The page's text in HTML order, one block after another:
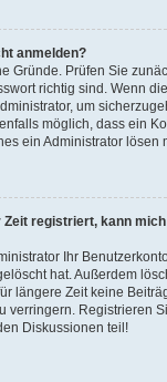
anmelden?
Gründe. Prüfen Sie
richtig sind. Wenn
um
möglich, dass ein
ein Administrator lösen
Zeit registriert, kann
Ihr
hat. Außerdem
längere Zeit keine
verringern. Registrieren
Diskussionen teil!